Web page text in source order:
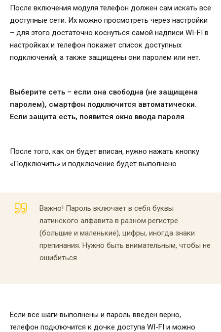
После включения модуля телефон должен сам искать все
доступные сети. Их можно просмотреть через настройки
– для этого достаточно коснуться самой надписи WI-FI в
настройках и телефон покажет список доступных
подключений, а также защищены они паролем или нет.
Выберите сеть – если она свободна (не защищена
паролем), смартфон подключится автоматически.
Если защита есть, появится окно ввода пароля.
После того, как он будет вписан, нужно нажать кнопку
«Подключить» и подключение будет выполнено.
Важно! Пароль включает в себя буквы
латинского алфавита в разном регистре
(большие и маленькие), цифры, иногда знаки
препинания. Нужно быть внимательным, чтобы не
ошибиться.
Если все шаги выполнены и пароль введен верно,
телефон подключится к дочке доступа WI-FI и можно